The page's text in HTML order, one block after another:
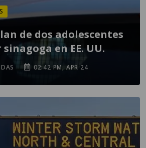
de dos adolescentes
en EE. UU.
02:42 PM, APR 24